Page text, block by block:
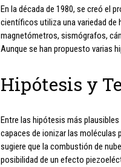
En la década de 1980, se creó el
científicos utiliza una variedad de
magnetómetros, sismógrafos,
Aunque se han propuesto varias
Hipótesis y
Entre las hipótesis más
capaces de ionizar las moléculas
sugiere que la combustión de
posibilidad de un efecto